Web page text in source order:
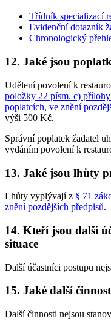
Třídník specializací
Evidenční dotazník
Chronologický
12. Jaké jsou
Udělení povolení k
položky 22 písm. c)
poplatcích, ve znění
výši 500 Kč.
Správní poplatek žadatel
vydáním povolení k
13. Jaké jsou lhůty
Lhůty vyplývají z § 71
znění pozdějších předpisů.
14. Kteří jsou další
situace
Další účastníci postupu
15. Jaké další
Další činnosti nejsou